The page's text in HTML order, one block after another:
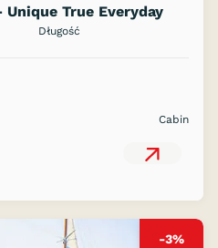
True Everyday
or GREEK ISLANDS
Długość
Cabin
-3%